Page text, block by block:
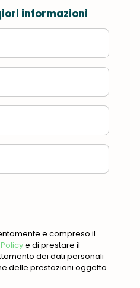
informazioni
e compreso il
e di prestare il
dei dati personali
delle prestazioni oggetto